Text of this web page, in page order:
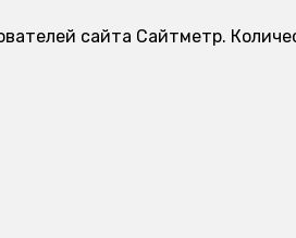
сайта Сайтметр.